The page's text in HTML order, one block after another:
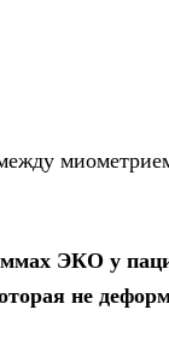
ЭКО у
не